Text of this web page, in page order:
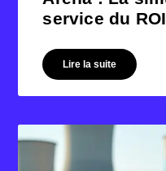
service du
Lire la suite